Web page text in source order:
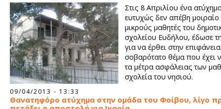
Στις 8 Απριλίου ένα
ευτυχώς δεν απέβη μοιραίο
μικρούς μαθητές του
σχολείου Ευδήλου, έδωσε
για να έρθει στην
σοβαρότατο θέμα που έχει
τα μέτρα ασφάλειας των
σχολεία του νησιού.
09/04/2013 - 13:33
Θανατηφόρο ατύχημα στην ομάδα του Φοίβου, λίγο